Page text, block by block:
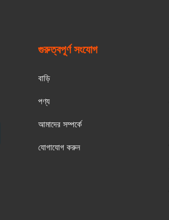
গুরুত্বপূর্ণ সংযোগ
বাড়ি
পণ্য
আমাদের সম্পর্কে
যোগাযোগ করুন